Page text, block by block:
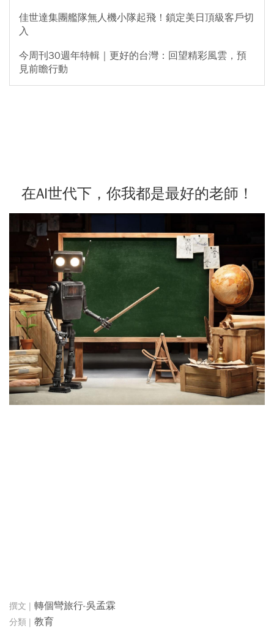
佳世達集團艦隊無人機小隊起飛！鎖定美日頂級客戶切
入
今周刊30週年特輯｜更好的台灣：回望精彩風雲，預
見前瞻行動
在AI世代下，你我都是最好的老師！
轉個彎旅行-吳孟霖
教育